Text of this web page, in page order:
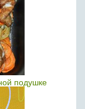
подушке